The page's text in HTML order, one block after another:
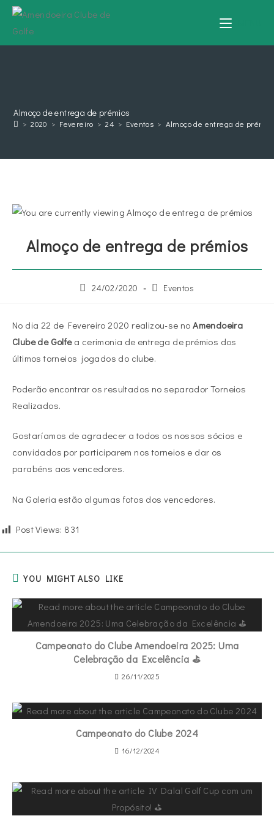
Almoço de entrega de prémios
> 2020 > Fevereiro > 24 > Eventos > Almoço de entrega de
Almoço de entrega de prémios
24/02/2020 Eventos
No dia 22 de Fevereiro 2020 realizou-se noAmendoeira
Clube de Golfea cerimonia de entrega de prémios dos
últimos torneios jogados do clube.
Poderão encontrar os resultados no separador Torneios
Realizados.
Gostaríamos de agradecer a todos os nossos sócios e
convidados por participarem nos torneios e dar os
parabéns aos vencedores.
Na Galeria estão algumas fotos dos vencedores.
Post Views: 831
YOU MIGHT ALSO LIKE
Campeonato do Clube Amendoeira 2025: Uma
Celebração da Excelência ⛳
26/11/2025
Campeonato do Clube 2024
16/12/2024